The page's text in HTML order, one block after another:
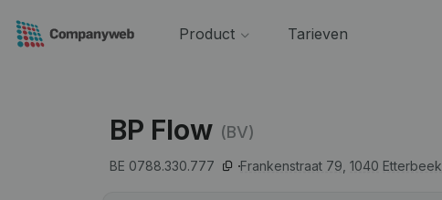
Product Tarieven
BP Flow (BV)
BE 0788.330.777 Frankenstraat 79, 1040 Etterbeek